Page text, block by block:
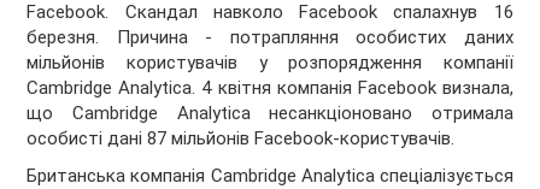
Facebook. Скандал навколо Facebook спалахнув 16
березня. Причина - потрапляння особистих даних
мільйонів користувачів у розпорядження компанії
Cambridge Analytica. 4 квітня компанія Facebook визнала,
що Cambridge Analytica несанкціоновано отримала
особисті дані 87 мільйонів Facebook-користувачів.
Британська компанія Cambridge Analytica спеціалізується